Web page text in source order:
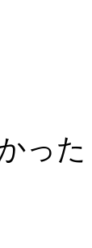
った